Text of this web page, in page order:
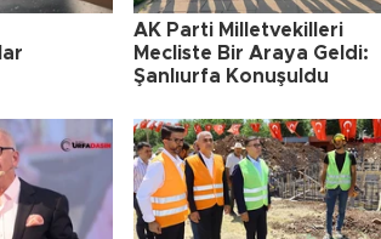
AK Parti Milletvekilleri
Mecliste Bir Araya Geldi:
Şanlıurfa Konuşuldu